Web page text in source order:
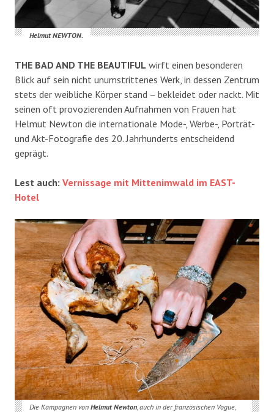
Helmut NEWTON.
THE BAD AND THE BEAUTIFUL wirft einen besonderen
Blick auf sein nicht unumstrittenes Werk, in dessen Zentrum
stets der weibliche Körper stand – bekleidet oder nackt. Mit
seinen oft provozierenden Aufnahmen von Frauen hat
Helmut Newton die internationale Mode-, Werbe-, Porträt-
und Akt-Fotografie des 20. Jahrhunderts entscheidend
geprägt.
Lest auch: Vernissage mit Mittenimwald im EAST-
Hotel
Die Kampagnen von Helmut Newton, auch in der französischen Vogue,